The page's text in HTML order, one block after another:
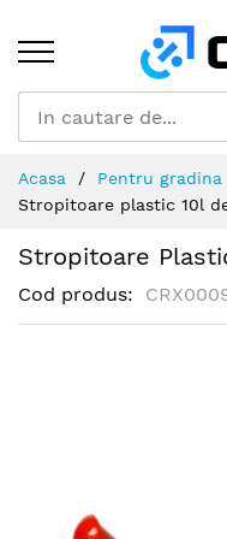
Continut
Acasa Pentru gradina
Stropitoare plastic 10l
Stropitoare
Cod produs
images